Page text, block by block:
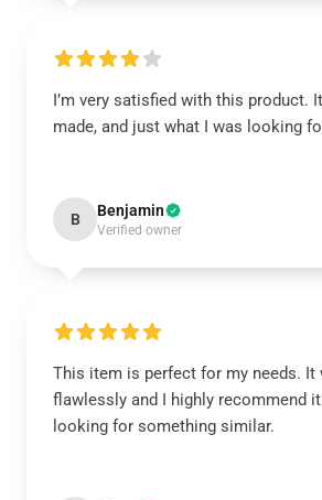
I’m very satisfied with this product.
made, and just what I was looking
B Benjamin
Verified owner
This item is perfect for my needs. It
flawlessly and I highly recommend
looking for something similar.